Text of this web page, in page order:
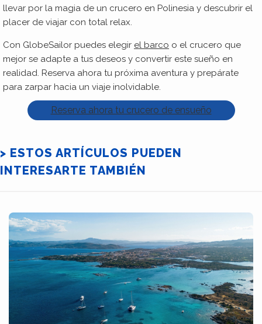
llevar por la magia de un crucero en Polinesia y descubrir el
placer de viajar con total relax.
Con GlobeSailor puedes elegir el barco o el crucero que
mejor se adapte a tus deseos y convertir este sueño en
realidad. Reserva ahora tu próxima aventura y prepárate
para zarpar hacia un viaje inolvidable.
Reserva ahora tu crucero de ensueño
> ESTOS ARTÍCULOS PUEDEN
INTERESARTE TAMBIÉN